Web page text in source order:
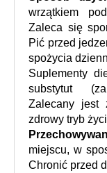
wrzątkiem
Zaleca się
Pić przed
spożycia
Suplementy
substytut
Zalecany jest
zdrowy tryb
miejscu, w
Chronić przed